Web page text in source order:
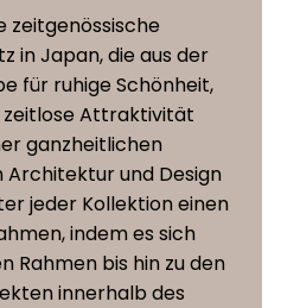
Maple, Steelcut Trio 3,
65, Moss, Vidar 4, Coda
(Leabelle), Papierkordel
zeitgenössische
in Japan, die aus der
für ruhige Schönheit,
Attraktivität
ganzheitlichen
Architektur und Design
jeder Kollektion einen
indem es sich
Rahmen bis hin zu den
innerhalb des